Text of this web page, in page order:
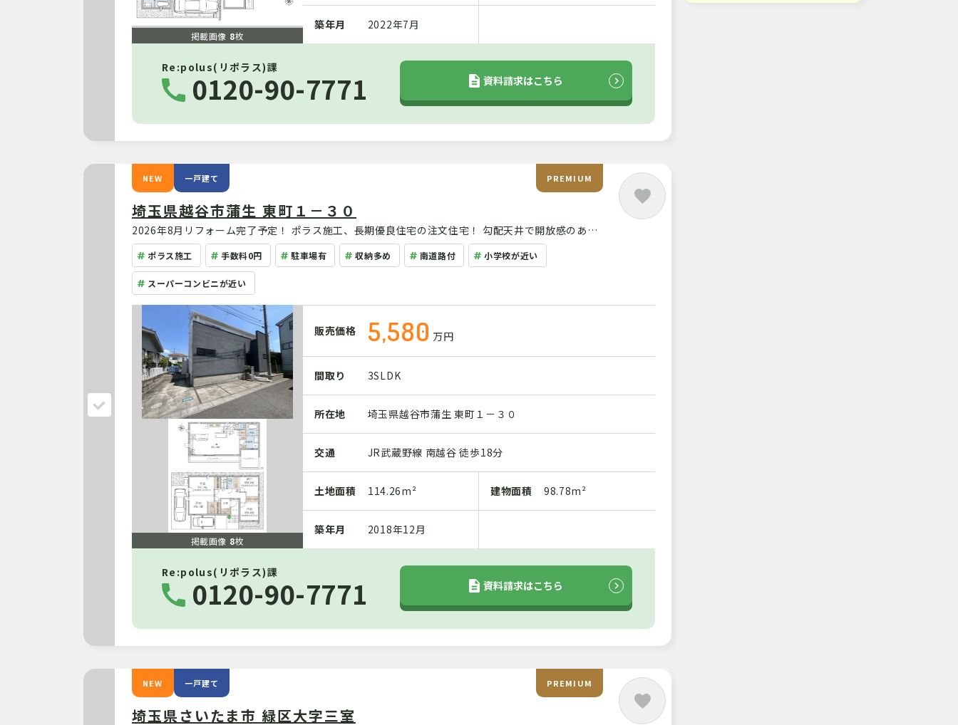
掲載画像 8枚
築年月 2022年7月
Re:polus(リポラス)課
0120-90-7771 資料請求はこちら
NEW 一戸建て PREMIUM
埼玉県越谷市蒲生 東町１－３０
2026年8月リフォーム完了予定！ ポラス施工、長期優良住宅の注文住宅！ 勾配天井で開放感のある2
階リビング！ 太陽光搭載！ LDKの床は深みのあるアンティーク調無垢フロアです！ 車2台駐車可
能！ポラス施工 手数料0円 駐車場有 収納多め 南道路付 小学校が近い
スーパーコンビニが近い
掲載画像 8枚
販売価格 5,580 万円
間取り 3SLDK
所在地 埼玉県越谷市蒲生 東町１－３０
交通 JR武蔵野線 南越谷 徒歩18分
土地面積 114.26m² 建物面積 98.78m²
築年月 2018年12月
Re:polus(リポラス)課
0120-90-7771 資料請求はこちら
NEW 一戸建て PREMIUM
埼玉県さいたま市 緑区大字三室